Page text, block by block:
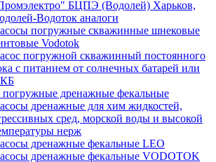
БЦПЭ (Водолей) Харьков,
Водоток аналоги
погружные скважинные шнековые
Vodotok
погружной скважинный постоянного
с питанием от солнечных батарей или
дренажные фекальные
дренажные для хим жидкостей,
сред, морской воды и высокой
нерж
дренажные фекальные LEO
дренажные фекальные VODOTOK